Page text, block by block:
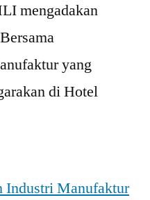
mengadakan
yang
di Hotel
Industri Manufaktur